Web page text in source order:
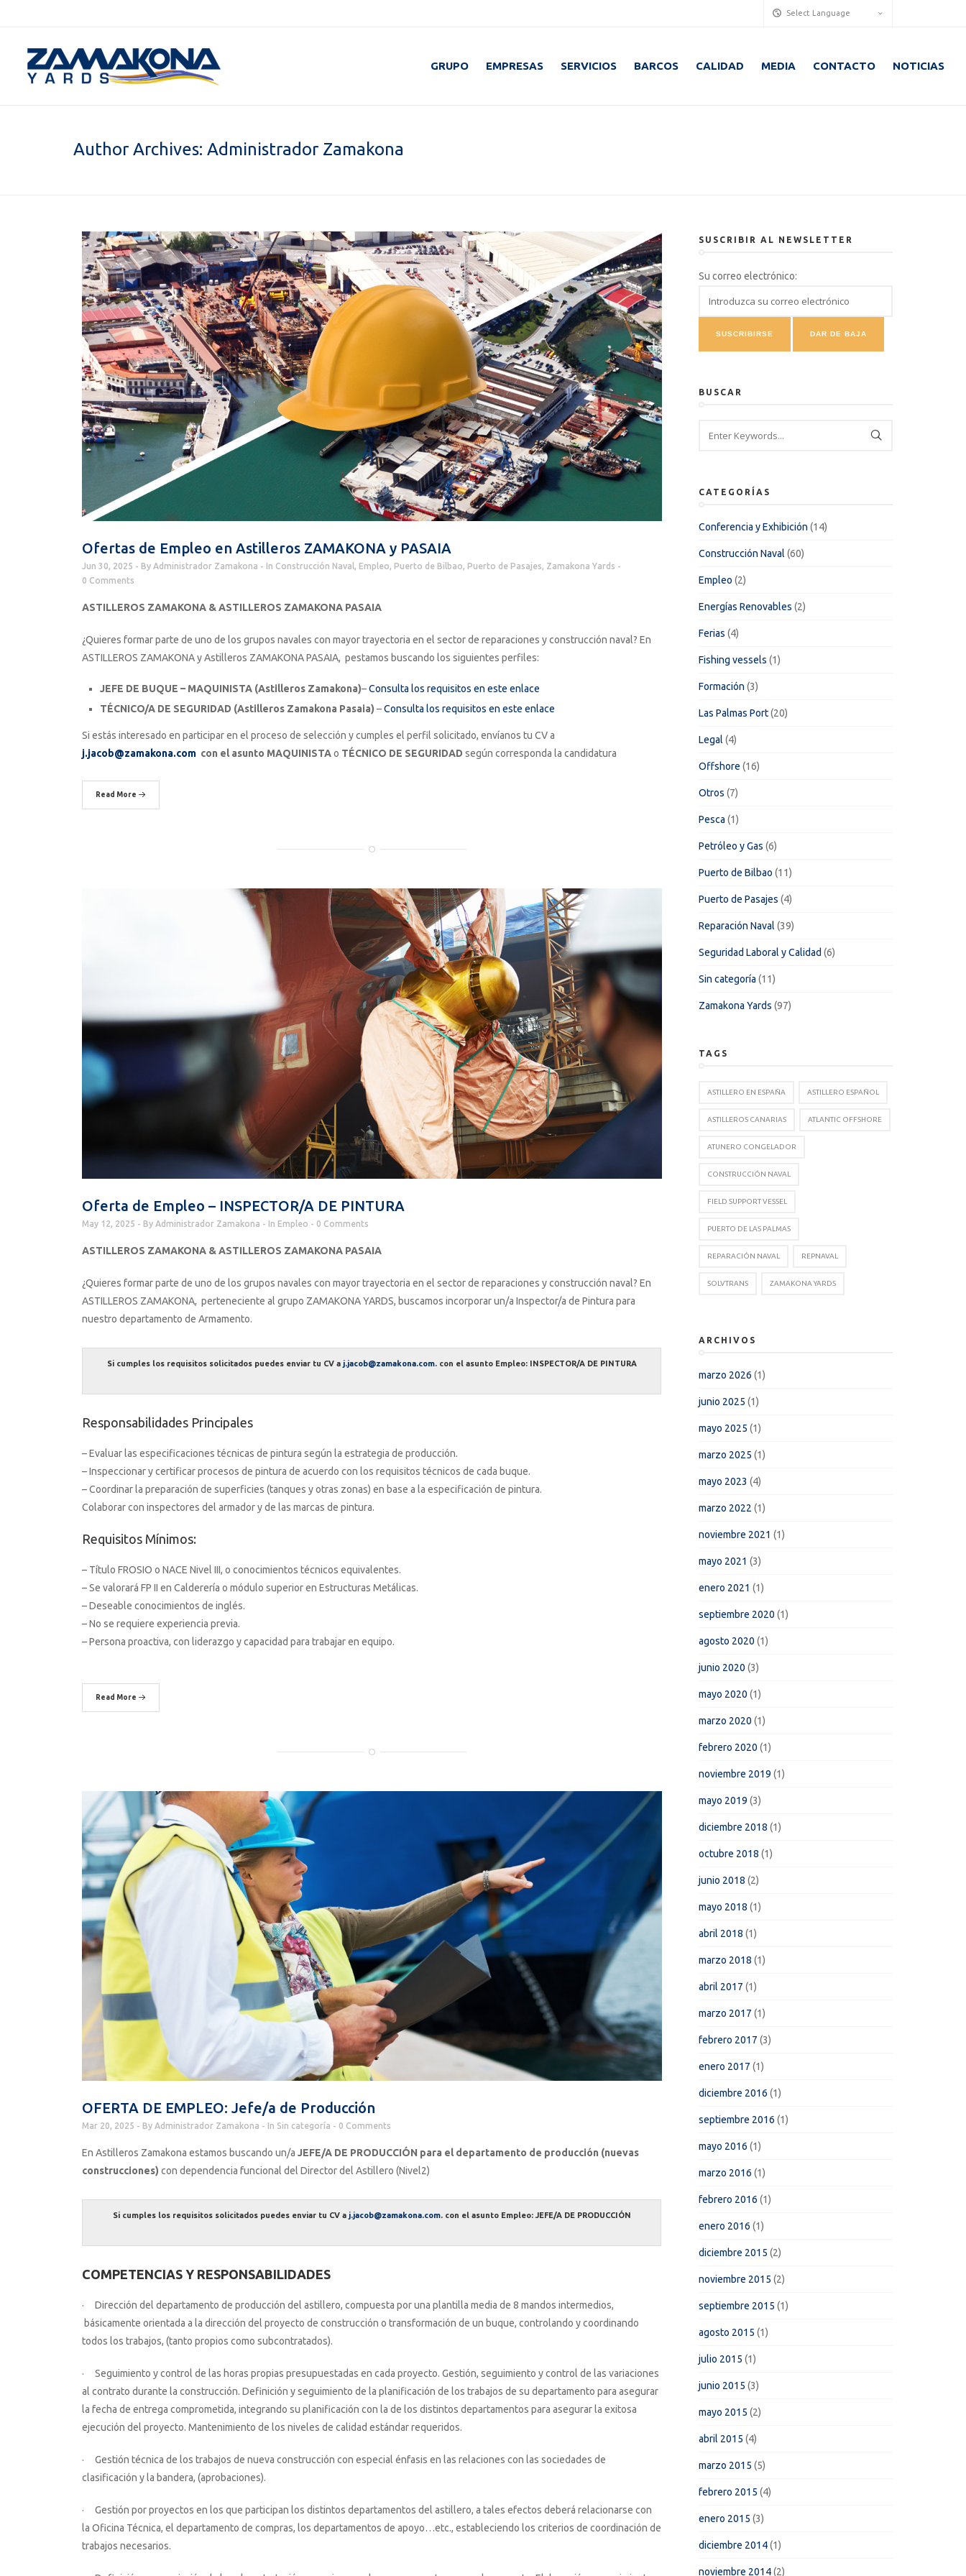
Select Language
GRUPO EMPRESAS SERVICIOS BARCOS CALIDAD MEDIA CONTACTO NOTICIAS
Author Archives: Administrador Zamakona
Ofertas de Empleo en Astilleros ZAMAKONA y PASAIA
Jun 30, 2025 By Administrador Zamakona In Construcción Naval, Empleo, Puerto de Bilbao, Puerto de Pasajes, Zamakona Yards
0 Comments
ASTILLEROS ZAMAKONA & ASTILLEROS ZAMAKONA PASAIA
¿Quieres formar parte de uno de los grupos navales con mayor trayectoria en el sector de reparaciones y construcción naval? En
ASTILLEROS ZAMAKONA y Astilleros ZAMAKONA PASAIA, pestamos buscando los siguientes perfiles:
JEFE DE BUQUE – MAQUINISTA (Astilleros Zamakona)–Consulta los requisitos en este enlace
TÉCNICO/A DE SEGURIDAD (Astilleros Zamakona Pasaia) –Consulta los requisitos en este enlace
Si estás interesado en participar en el proceso de selección y cumples el perfil solicitado, envíanos tu CV a
j.jacob@zamakona.com con el asunto MAQUINISTAo TÉCNICO DE SEGURIDAD según corresponda la candidatura
Read More
Oferta de Empleo – INSPECTOR/A DE PINTURA
May 12, 2025 By Administrador Zamakona In Empleo 0 Comments
ASTILLEROS ZAMAKONA & ASTILLEROS ZAMAKONA PASAIA
¿Quieres formar parte de uno de los grupos navales con mayor trayectoria en el sector de reparaciones y construcción naval? En
ASTILLEROS ZAMAKONA, perteneciente al grupo ZAMAKONA YARDS, buscamos incorporar un/a Inspector/a de Pintura para
nuestro departamento de Armamento.
Si cumples los requisitos solicitados puedes enviar tu CV a j.jacob@zamakona.com. con el asunto Empleo: INSPECTOR/A DE PINTURA
Responsabilidades Principales
– Evaluar las especificaciones técnicas de pintura según la estrategia de producción.
– Inspeccionar y certificar procesos de pintura de acuerdo con los requisitos técnicos de cada buque.
– Coordinar la preparación de superficies (tanques y otras zonas) en base a la especificación de pintura.
Colaborar con inspectores del armador y de las marcas de pintura.
Requisitos Mínimos:
– Título FROSIO o NACE Nivel III, o conocimientos técnicos equivalentes.
– Se valorará FP II en Calderería o módulo superior en Estructuras Metálicas.
– Deseable conocimientos de inglés.
– No se requiere experiencia previa.
– Persona proactiva, con liderazgo y capacidad para trabajar en equipo.
Read More
OFERTA DE EMPLEO: Jefe/a de Producción
Mar 20, 2025 By Administrador Zamakona In Sin categoría 0 Comments
En Astilleros Zamakona estamos buscando un/a JEFE/A DE PRODUCCIÓN para el departamento de producción (nuevas
construcciones) con dependencia funcional del Director del Astillero (Nivel2)
Si cumples los requisitos solicitados puedes enviar tu CV a j.jacob@zamakona.com. con el asunto Empleo: JEFE/A DE PRODUCCIÓN
COMPETENCIAS Y RESPONSABILIDADES
· Dirección del departamento de producción del astillero, compuesta por una plantilla media de 8 mandos intermedios,
básicamente orientada a la dirección del proyecto de construcción o transformación de un buque, controlando y coordinando
todos los trabajos, (tanto propios como subcontratados).
· Seguimiento y control de las horas propias presupuestadas en cada proyecto. Gestión, seguimiento y control de las variaciones
al contrato durante la construcción. Definición y seguimiento de la planificación de los trabajos de su departamento para asegurar
la fecha de entrega comprometida, integrando su planificación con la de los distintos departamentos para asegurar la exitosa
ejecución del proyecto. Mantenimiento de los niveles de calidad estándar requeridos.
· Gestión técnica de los trabajos de nueva construcción con especial énfasis en las relaciones con las sociedades de
clasificación y la bandera, (aprobaciones).
· Gestión por proyectos en los que participan los distintos departamentos del astillero, a tales efectos deberá relacionarse con
la Oficina Técnica, el departamento de compras, los departamentos de apoyo…etc., estableciendo los criterios de coordinación de
trabajos necesarios.
SUSCRIBIR AL NEWSLETTER
Su correo electrónico:
BUSCAR
CATEGORÍAS
Conferencia y Exhibición (14)
Construcción Naval (60)
Empleo (2)
Energías Renovables (2)
Ferias (4)
Fishing vessels (1)
Formación (3)
Las Palmas Port(20)
Legal (4)
Offshore (16)
Otros (7)
Pesca (1)
Petróleo y Gas (6)
Puerto de Bilbao (11)
Puerto de Pasajes (4)
Reparación Naval (39)
Seguridad Laboral y Calidad (6)
Sin categoría (11)
Zamakona Yards (97)
TAGS
ASTILLERO EN ESPAÑA ASTILLERO ESPAÑOL
ASTILLEROS CANARIAS ATLANTIC OFFSHORE
ATUNERO CONGELADOR
CONSTRUCCIÓN NAVAL
FIELD SUPPORT VESSEL
PUERTO DE LAS PALMAS
REPARACIÓN NAVAL REPNAVAL
SOLVTRANS ZAMAKONA YARDS
ARCHIVOS
marzo 2026 (1)
junio 2025 (1)
mayo 2025 (1)
marzo 2025 (1)
mayo 2023 (4)
marzo 2022 (1)
noviembre 2021 (1)
mayo 2021 (3)
enero 2021 (1)
septiembre 2020 (1)
agosto 2020 (1)
junio 2020 (3)
mayo 2020 (1)
marzo 2020 (1)
febrero 2020 (1)
noviembre 2019 (1)
mayo 2019 (3)
diciembre 2018 (1)
octubre 2018 (1)
junio 2018 (2)
mayo 2018 (1)
abril 2018 (1)
marzo 2018 (1)
abril 2017 (1)
marzo 2017 (1)
febrero 2017 (3)
enero 2017 (1)
diciembre 2016 (1)
septiembre 2016 (1)
mayo 2016 (1)
marzo 2016 (1)
febrero 2016 (1)
enero 2016 (1)
diciembre 2015 (2)
noviembre 2015 (2)
septiembre 2015 (1)
agosto 2015 (1)
julio 2015 (1)
junio 2015 (3)
mayo 2015 (2)
abril 2015 (4)
marzo 2015 (5)
febrero 2015 (4)
enero 2015 (3)
diciembre 2014(1)
noviembre 2014(2)